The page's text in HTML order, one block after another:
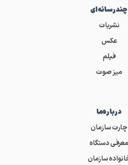
چندرسانه‌ای
نشریات
عکس
فیلم
میز صوت
درباره‌ما
چارت سازمان
معرفی دستگاه
سازمان